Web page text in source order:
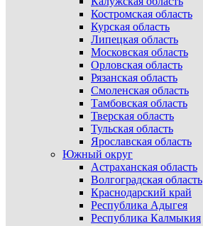
Костромская область
Курская область
Липецкая область
Московская область
Орловская область
Рязанская область
Смоленская область
Тамбовская область
Тверская область
Тульская область
Ярославская область
Южный округ
Астраханская область
Волгоградская область
Краснодарский край
Республика Адыгея
Республика Калмыкия